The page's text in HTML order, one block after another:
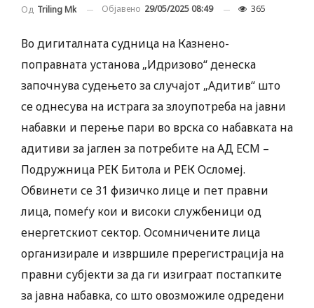
Од Triling Mk Објавено 29/05/2025 08:49 365
Во дигиталната судница на Казнено-
поправната установа „Идризово“ денеска
започнува судењето за случајот „Адитив“ што
се однесува на истрага за злоупотреба на јавни
набавки и перење пари во врска со набавката на
адитиви за јаглен за потребите на АД ЕСМ –
Подружница РЕК Битола и РЕК Осломеј.
Обвинети се 31 физичко лице и пет правни
лица, помеѓу кои и високи службеници од
енергетскиот сектор. Осомничените лица
организирале и извршиле пререгистрација на
правни субјекти за да ги изиграат постапките
за јавна набавка, со што овозможиле одредени